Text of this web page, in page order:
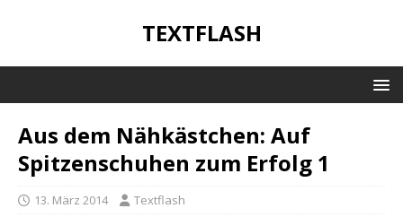
TEXTFLASH
Aus dem Nähkästchen: Auf
Spitzenschuhen zum Erfolg 1
13. März 2014 Textflash